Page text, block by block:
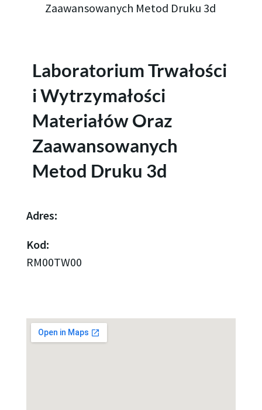
Zaawansowanych Metod Druku 3d
Laboratorium Trwałości
i Wytrzymałości
Materiałów Oraz
Zaawansowanych
Metod Druku 3d
Adres:
Kod:
RM00TW00